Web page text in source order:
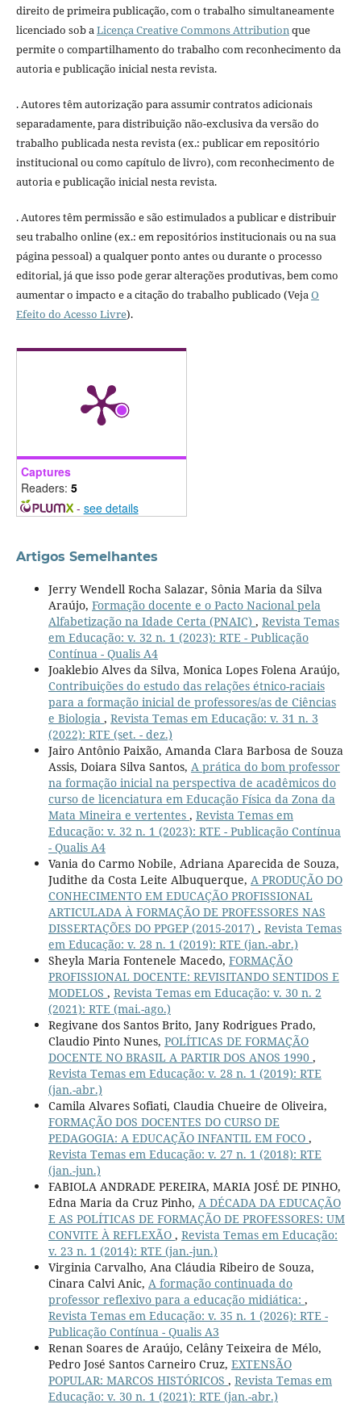
direito de primeira publicação, com o trabalho simultaneamente
licenciado sob aLicença Creative Commons Attributionque
permite o compartilhamento do trabalho com reconhecimento da
autoria e publicação inicial nesta revista.
. Autores têm autorização para assumir contratos adicionais
separadamente, para distribuição não-exclusiva da versão do
trabalho publicada nesta revista (ex.: publicar em repositório
institucional ou como capítulo de livro), com reconhecimento de
autoria e publicação inicial nesta revista.
. Autores têm permissão e são estimulados a publicar e distribuir
seu trabalho online (ex.: em repositórios institucionais ou na sua
página pessoal) a qualquer ponto antes ou durante o processo
editorial, já que isso pode gerar alterações produtivas, bem como
aumentar o impacto e a citação do trabalho publicado (VejaO
Efeito do Acesso Livre).
Captures
Readers: 5
- see details
Artigos Semelhantes
Jerry Wendell Rocha Salazar, Sônia Maria da Silva
Araújo, Formação docente e o Pacto Nacional pela
Alfabetização na Idade Certa (PNAIC) , Revista Temas
em Educação: v. 32 n. 1 (2023): RTE - Publicação
Contínua - Qualis A4
Joaklebio Alves da Silva, Monica Lopes Folena Araújo,
Contribuições do estudo das relações étnico-raciais
para a formação inicial de professores/as de Ciências
e Biologia , Revista Temas em Educação: v. 31 n. 3
(2022): RTE (set. - dez.)
Jairo Antônio Paixão, Amanda Clara Barbosa de Souza
Assis, Doiara Silva Santos, A prática do bom professor
na formação inicial na perspectiva de acadêmicos do
curso de licenciatura em Educação Física da Zona da
Mata Mineira e vertentes , Revista Temas em
Educação: v. 32 n. 1 (2023): RTE - Publicação Contínua
- Qualis A4
Vania do Carmo Nobile, Adriana Aparecida de Souza,
Judithe da Costa Leite Albuquerque, A PRODUÇÃO DO
CONHECIMENTO EM EDUCAÇÃO PROFISSIONAL
ARTICULADA À FORMAÇÃO DE PROFESSORES NAS
DISSERTAÇÕES DO PPGEP (2015-2017) , Revista Temas
em Educação: v. 28 n. 1 (2019): RTE (jan.-abr.)
Sheyla Maria Fontenele Macedo, FORMAÇÃO
PROFISSIONAL DOCENTE: REVISITANDO SENTIDOS E
MODELOS , Revista Temas em Educação: v. 30 n. 2
(2021): RTE (mai.-ago.)
Regivane dos Santos Brito, Jany Rodrigues Prado,
Claudio Pinto Nunes, POLÍTICAS DE FORMAÇÃO
DOCENTE NO BRASIL A PARTIR DOS ANOS 1990 ,
Revista Temas em Educação: v. 28 n. 1 (2019): RTE
(jan.-abr.)
Camila Alvares Sofiati, Claudia Chueire de Oliveira,
FORMAÇÃO DOS DOCENTES DO CURSO DE
PEDAGOGIA: A EDUCAÇÃO INFANTIL EM FOCO ,
Revista Temas em Educação: v. 27 n. 1 (2018): RTE
(jan.-jun.)
FABIOLA ANDRADE PEREIRA, MARIA JOSÉ DE PINHO,
Edna Maria da Cruz Pinho, A DÉCADA DA EDUCAÇÃO
E AS POLÍTICAS DE FORMAÇÃO DE PROFESSORES: UM
CONVITE À REFLEXÃO , Revista Temas em Educação:
v. 23 n. 1 (2014): RTE (jan.-jun.)
Virginia Carvalho, Ana Cláudia Ribeiro de Souza,
Cinara Calvi Anic, A formação continuada do
professor reflexivo para a educação midiática: ,
Revista Temas em Educação: v. 35 n. 1 (2026): RTE -
Publicação Contínua - Qualis A3
Renan Soares de Araújo, Celâny Teixeira de Mélo,
Pedro José Santos Carneiro Cruz, EXTENSÃO
POPULAR: MARCOS HISTÓRICOS , Revista Temas em
Educação: v. 30 n. 1 (2021): RTE (jan.-abr.)